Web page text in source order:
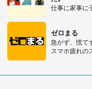
仕事に家事に
ゼロまる
急がず、慌て
スマホ疲れの